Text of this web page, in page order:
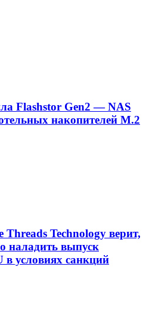
Flashstor Gen2 — NAS
накопителей M.2
Threads Technology верит,
наладить выпуск
в условиях санкций